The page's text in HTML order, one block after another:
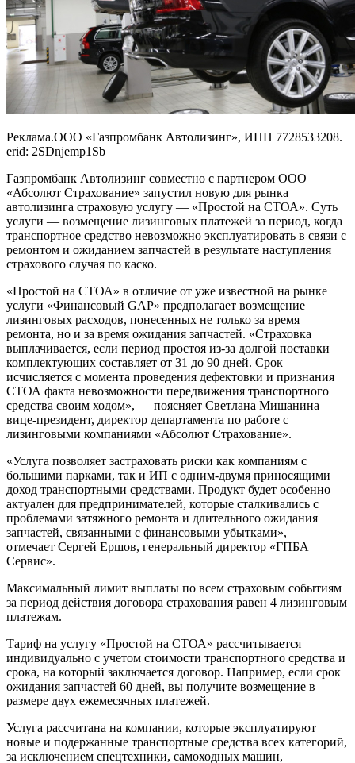
Реклама.ООО «Газпромбанк Автолизинг», ИНН 7728533208.
erid: 2SDnjemp1Sb
Газпромбанк Автолизинг совместно с партнером ООО
«Абсолют Страхование» запустил новую для рынка
автолизинга страховую услугу — «Простой на СТОА». Суть
услуги — возмещение лизинговых платежей за период, когда
транспортное средство невозможно эксплуатировать в связи с
ремонтом и ожиданием запчастей в результате наступления
страхового случая по каско.
«Простой на СТОА» в отличие от уже известной на рынке
услуги «Финансовый GAP» предполагает возмещение
лизинговых расходов, понесенных не только за время
ремонта, но и за время ожидания запчастей. «Страховка
выплачивается, если период простоя из-за долгой поставки
комплектующих составляет от 31 до 90 дней. Срок
исчисляется с момента проведения дефектовки и признания
СТОА факта невозможности передвижения транспортного
средства своим ходом», — поясняет Светлана Мишанина
вице-президент, директор департамента по работе с
лизинговыми компаниями «Абсолют Страхование».
«Услуга позволяет застраховать риски как компаниям с
большими парками, так и ИП с одним-двумя приносящими
доход транспортными средствами. Продукт будет особенно
актуален для предпринимателей, которые сталкивались с
проблемами затяжного ремонта и длительного ожидания
запчастей, связанными с финансовыми убытками», —
отмечает Сергей Ершов, генеральный директор «ГПБА
Сервис».
Максимальный лимит выплаты по всем страховым событиям
за период действия договора страхования равен 4 лизинговым
платежам.
Тариф на услугу «Простой на СТОА» рассчитывается
индивидуально с учетом стоимости транспортного средства и
срока, на который заключается договор. Например, если срок
ожидания запчастей 60 дней, вы получите возмещение в
размере двух ежемесячных платежей.
Услуга рассчитана на компании, которые эксплуатируют
новые и подержанные транспортные средства всех категорий,
за исключением спецтехники, самоходных машин,